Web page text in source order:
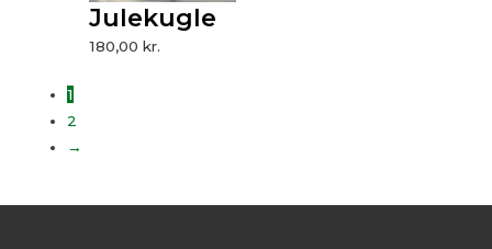
Julekugle
180,00kr.
1
2
→